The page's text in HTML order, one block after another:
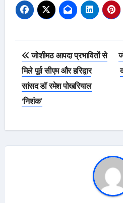
Post
navigation
जोशीमठ आपदा प्रभावितों से
मिले पूर्व सीएम और हरिद्वार
सांसद डॉ रमेश पोखरियाल
‘निशंक’